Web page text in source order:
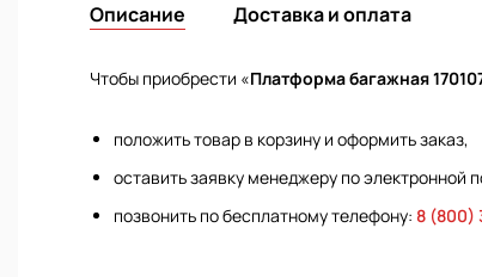
Описание Доставка и оплата
Чтобы приобрести «Платформа багажная
положить товар в корзину и оформить заказ,
оставить заявку менеджеру по электронной
позвонить по бесплатному телефону: 8 (800)